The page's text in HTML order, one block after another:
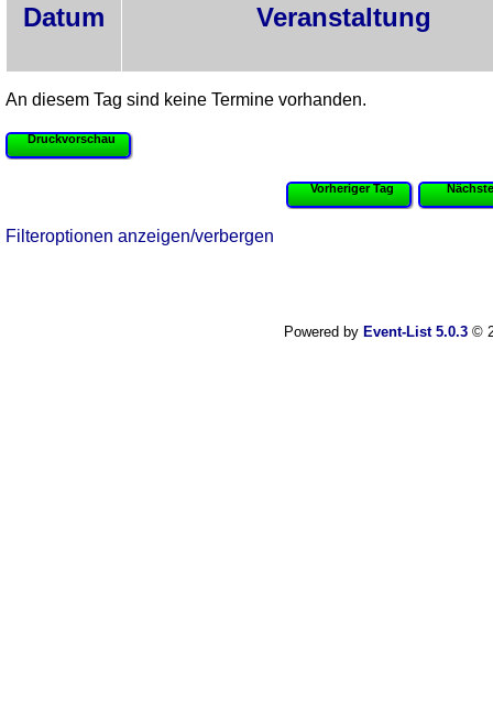
Datum Veranstaltung
An diesem Tag sind keine Termine vorhanden.
Druckvorschau
Vorheriger Tag
Filteroptionen anzeigen/verbergen
Powered by Event-List 5.0.3©